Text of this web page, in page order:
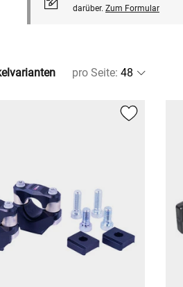
darüber. Zum Formular
pro Seite: